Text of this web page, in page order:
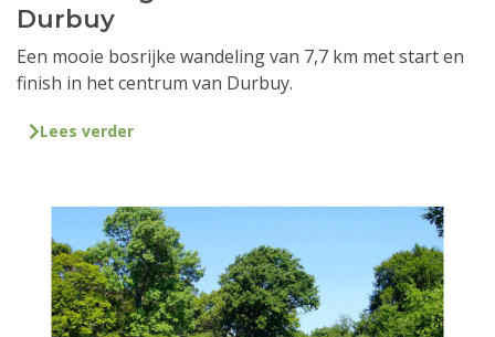
Durbuy
Een mooie bosrijke wandeling van 7,7 km met start en
finish in het centrum van Durbuy.
Lees verder